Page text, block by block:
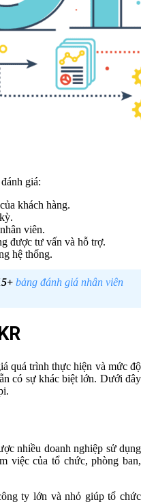
giá:
khách hàng.
viên.
được tư vấn và hỗ trợ.
hệ thống.
bảng đánh giá nhân viên
quá trình thực hiện và mức độ
có sự khác biệt lớn. Dưới đây
nhiều doanh nghiệp sử dụng
việc của tổ chức, phòng ban,
ty lớn và nhỏ giúp tổ chức